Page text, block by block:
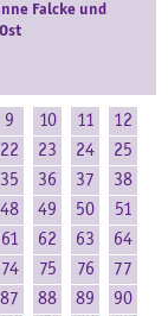
Falcke und
9 10 11
12
22 23 24
25
35 36 37
38
48 49 50
51
61 62 63
64
74 75 76
77
87 88 89
90